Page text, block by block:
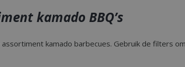
kamado BBQ’s
kamado barbecues. Gebruik de filters